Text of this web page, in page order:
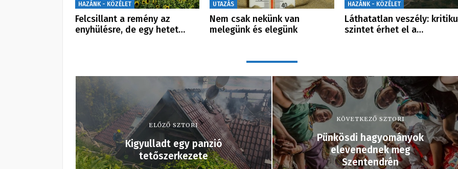
HAZÁNK - KÖZÉLET
Felcsillant a remény az
enyhülésre, de egy hetet…
UTAZÁS
Nem csak nekünk van
melegünk és elegünk
HAZÁNK - KÖZÉLET
Láthatatlan veszély:
szintet érhet el a…
ELŐZŐ SZTORI
Kigyulladt egy panzió
tetőszerkezete
KÖVETKEZŐ SZTORI
Pünkösdi hagyományok
elevenednek meg
Szentendrén